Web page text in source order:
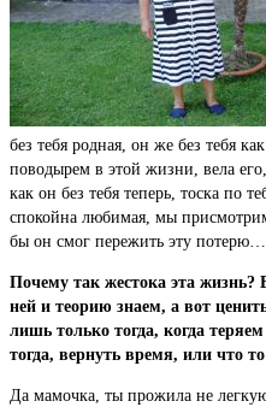
без тебя родная, он же без тебя
поводырем в этой жизни, вела
как он без тебя теперь, тоска по
спокойна любимая, мы
бы он смог пережить эту
Почему так жестока эта
ней и теорию знаем, а вот
лишь только тогда, когда
тогда, вернуть время, или что
Да мамочка, ты прожила не